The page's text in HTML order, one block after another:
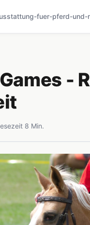
fuer-pferd-und-
-
8 Min.